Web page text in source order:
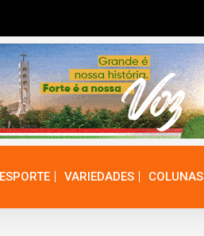
ESPORTE VARIEDADES COLUNAS